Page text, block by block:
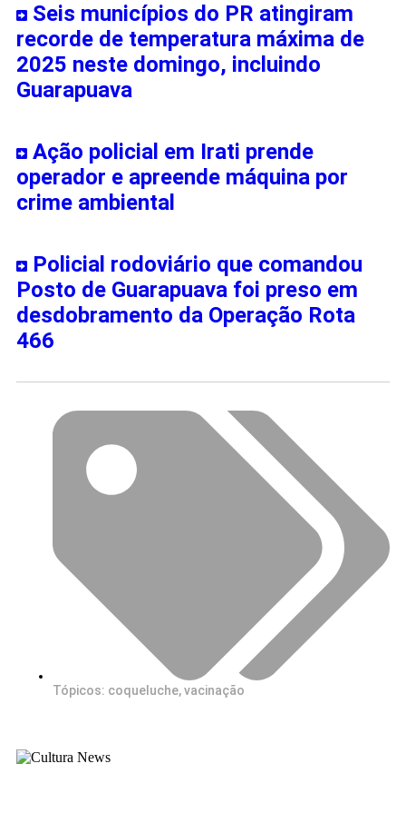
Seis municípios do PR atingiram
recorde de temperatura máxima de
2025 neste domingo, incluindo
Guarapuava
Ação policial em Irati prende
operador e apreende máquina por
crime ambiental
Policial rodoviário que comandou
Posto de Guarapuava foi preso em
desdobramento da Operação Rota
466
Tópicos: coqueluche,vacinação